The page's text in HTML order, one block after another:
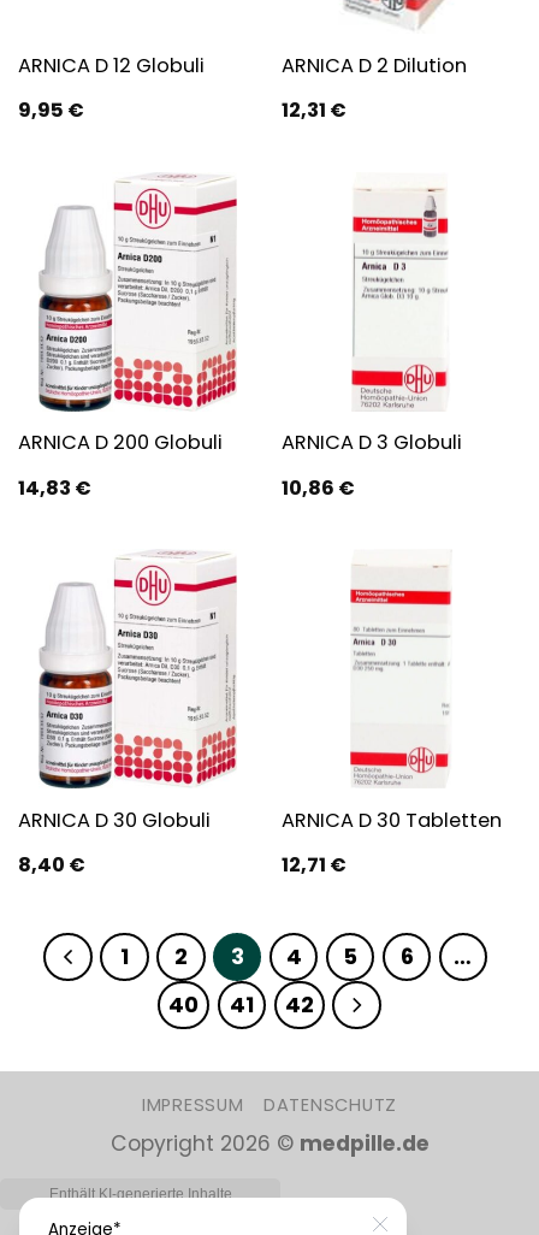
ARNICA D 12 Globuli
9,95 €
ARNICA D 2 Dilution
12,31 €
ARNICA D 200 Globuli
14,83 €
ARNICA D 3 Globuli
10,86 €
ARNICA D 30 Globuli
8,40 €
ARNICA D 30 Tabletten
12,71 €
1 2 3 4 5 6
…
40
41 42
IMPRESSUM DATENSCHUTZ
Copyright 2026 © medpille.de
Anzeige*